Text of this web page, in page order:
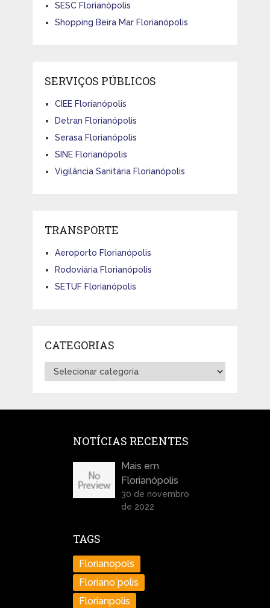
SESC Florianópolis
Shopping Beira Mar Florianópolis
SERVIÇOS PÚBLICOS
CIEE Florianópolis
Detran Florianópolis
Serasa Florianópolis
SINE Florianópolis
Vigilância Sanitária Florianópolis
TRANSPORTE
Aeroporto Florianópolis
Rodoviária Florianópolis
SETUF Florianópolis
CATEGORIAS
Categorias
NOTÍCIAS RECENTES
Mais em
Florianópolis
30 de novembro
de 2022
TAGS
Florianopols
Floriano´polis
Florianpolis